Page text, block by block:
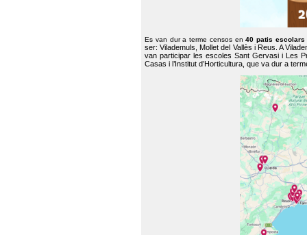
Es van dur a terme censos en40 patis escolars
ser: Vilademuls, Mollet del Vallès i Reus. A
van participar les escoles Sant Gervasi i Les
Casas i l’Institut d’Horticultura, que va dur a